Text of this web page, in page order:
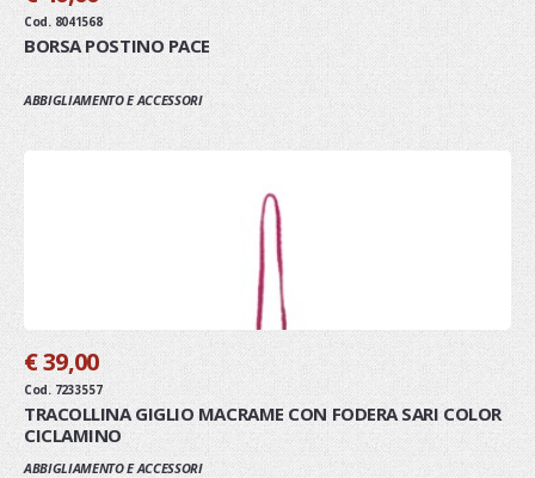
Cod. 8041568
BORSA POSTINO PACE
ABBIGLIAMENTO E ACCESSORI
€ 39,00
Cod. 7233557
TRACOLLINA GIGLIO MACRAME CON FODERA SARI COLOR
CICLAMINO
ABBIGLIAMENTO E ACCESSORI